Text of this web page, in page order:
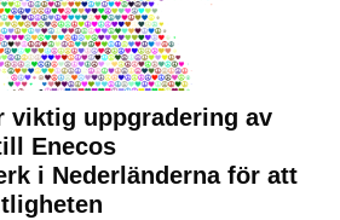
viktig uppgradering av
Enecos
i Nederländerna för att